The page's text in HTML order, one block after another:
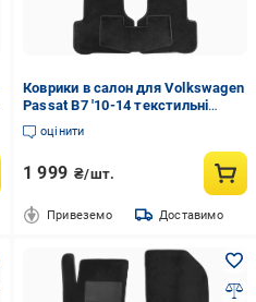
Коврики в салон для Volkswagen
Passat B7 '10-14 текстильні
Чорний (167218)
оцінити
1 999 ₴/шт.
Привеземо Доставимо